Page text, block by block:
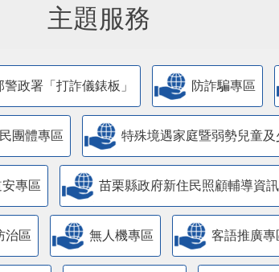
主題服務
警政署「打詐儀錶板」 防詐騙專區
團體專區 特殊境遇家庭暨弱勢兒童
專區 苗栗縣政府新住民照顧輔導資
治區 無人機專區 客語推廣專